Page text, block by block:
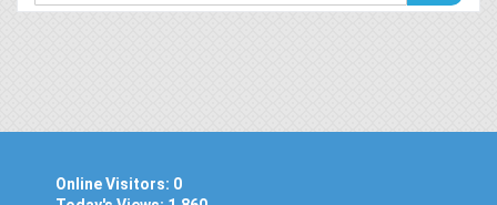
Online Visitors: 0